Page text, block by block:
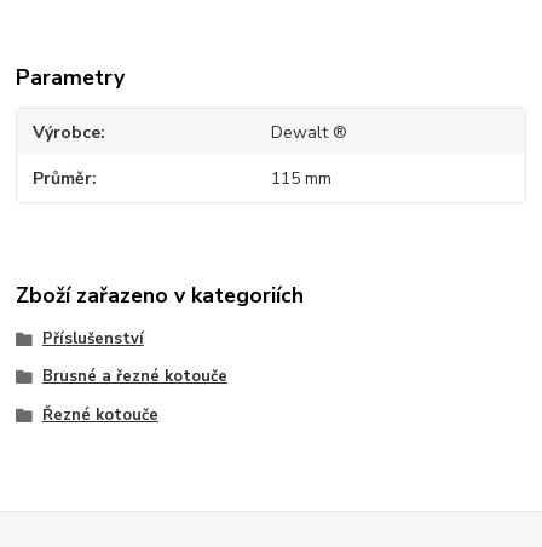
Parametry
Výrobce Dewalt ®
Průměr 115 mm
Zboží zařazeno v kategoriích
Příslušenství
Brusné a řezné kotouče
Řezné kotouče